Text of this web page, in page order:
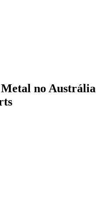
Metal no Austrália